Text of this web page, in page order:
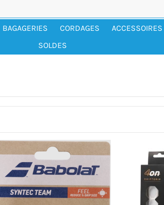
BAGAGERIES CORDAGES ACCESSOIRES
SOLDES